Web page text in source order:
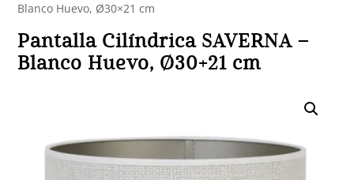
Blanco Huevo, Ø30×21 cm
Pantalla Cilíndrica SAVERNA –
Blanco Huevo, Ø30×21 cm